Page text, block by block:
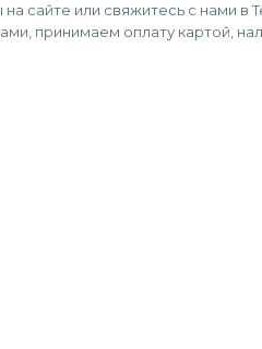
сайте или свяжитесь с нами в
принимаем оплату картой,